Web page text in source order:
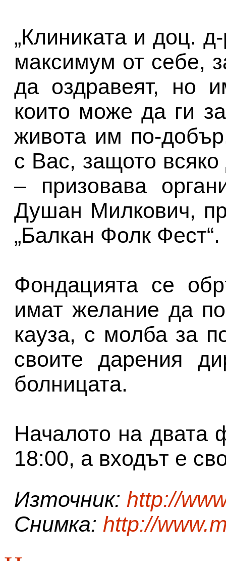
„Клиниката и доц.
максимум от себе,
да оздравеят, но
които може да ги
живота им по-
с Вас, защото
– призовава
Душан Милкович,
„Балкан Фолк Фест“.
Фондацията се
имат желание да
кауза, с молба за
своите дарения
болницата.
Началото на двата
18:00, а входът е
Източник: http://
Снимка: http://